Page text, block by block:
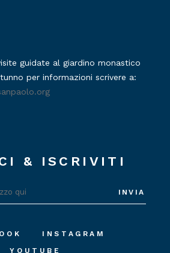
guidate al giardino monastico
per informazioni scrivere a:
& ISCRIVITI
INVIA
INSTAGRAM
YOUTUBE